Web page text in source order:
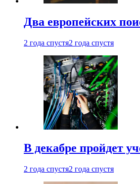
Два европейских
2 года спустя2 года спустя
В декабре пройдет
2 года спустя2 года спустя